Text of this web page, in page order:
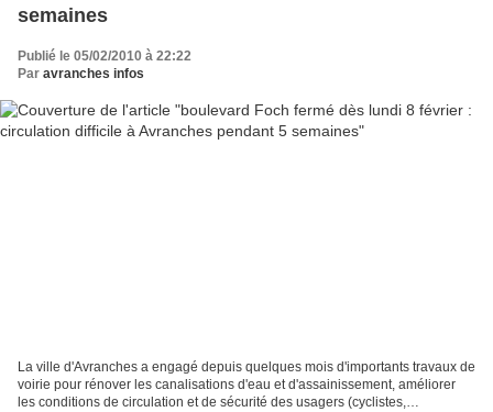
semaines
Publié le 05/02/2010 à 22:22
Par avranches infos
La ville d'Avranches a engagé depuis quelques mois d'importants travaux de
voirie pour rénover les canalisations d'eau et d'assainissement, améliorer
les conditions de circulation et de sécurité des usagers (cyclistes,